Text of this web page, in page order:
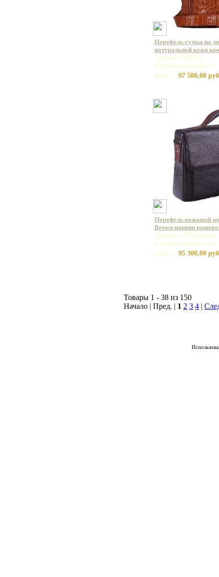
Портфель-сумка на
натуральной кожи
Артикул: ND165
Базовая единица: шт
Цена:
97 500,00
Портфель кожаный
Brown нарвин
Артикул: 9730 Brown
Базовая единица: шт
Цена:
95 300,00
Товары 1 - 38 из 150
Начало | Пред. | 1 2 3 4